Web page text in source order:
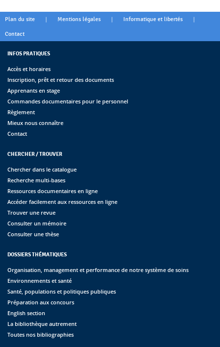
Plan du site | Mentions légales | Informatique et libertés |
Contact
INFOS PRATIQUES
Accès et horaires
Inscription, prêt et retour des documents
Apprenants en stage
Commandes documentaires pour le personnel
Règlement
Mieux nous connaître
Contact
CHERCHER / TROUVER
Chercher dans le catalogue
Recherche multi-bases
Ressources documentaires en ligne
Accéder facilement aux ressources en ligne
Trouver une revue
Consulter un mémoire
Consulter une thèse
DOSSIERS THÉMATIQUES
Organisation, management et performance de notre système de soins
Environnements et santé
Santé, populations et politiques publiques
Préparation aux concours
English section
La bibliothèque autrement
Toutes nos bibliographies